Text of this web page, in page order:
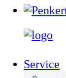
Service